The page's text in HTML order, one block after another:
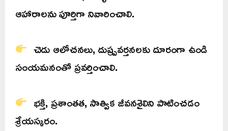
ఆహారాలను పూర్తిగా నివారించాలి.
చెడు ఆలోచనలు, దుష్ప్రవర్తనలకు దూరంగా ఉండి
సంయమనంతో ప్రవర్తించాలి.
భక్తి, ప్రశాంతత, సాత్విక జీవనశైలిని పాటించడం
శ్రేయస్కరం.